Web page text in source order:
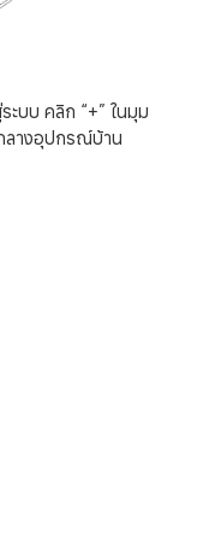
ะบบ คลิก “+” ในมุม
ลางอุปกรณ์บ้าน